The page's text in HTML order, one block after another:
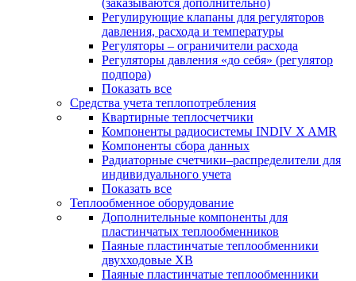
(заказываются дополнительно)
Регулирующие клапаны для регуляторов
давления, расхода и температуры
Регуляторы – ограничители расхода
Регуляторы давления «до себя» (регулятор
подпора)
Показать все
Средства учета теплопотребления
Квартирные теплосчетчики
Компоненты радиосистемы INDIV X AMR
Компоненты сбора данных
Радиаторные счетчики–распределители для
индивидуального учета
Показать все
Теплообменное оборудование
Дополнительные компоненты для
пластинчатых теплообменников
Паяные пластинчатые теплообменники
двухходовые XB
Паяные пластинчатые теплообменники